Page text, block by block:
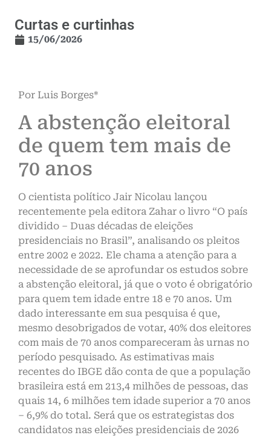
Curtas e curtinhas
15/06/2026
Por Luis Borges*
A abstenção eleitoral
de quem tem mais de
70 anos
O cientista político Jair Nicolau lançou
recentemente pela editora Zahar o livro “O país
dividido – Duas décadas de eleições
presidenciais no Brasil”, analisando os pleitos
entre 2002 e 2022. Ele chama a atenção para a
necessidade de se aprofundar os estudos sobre
a abstenção eleitoral, já que o voto é obrigatório
para quem tem idade entre 18 e 70 anos. Um
dado interessante em sua pesquisa é que,
mesmo desobrigados de votar, 40% dos eleitores
com mais de 70 anos compareceram às urnas no
período pesquisado. As estimativas mais
recentes do IBGE dão conta de que a população
brasileira está em 213,4 milhões de pessoas, das
quais 14, 6 milhões tem idade superior a 70 anos
– 6,9% do total. Será que os estrategistas dos
candidatos nas eleições presidenciais de 2026